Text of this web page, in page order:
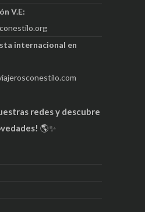
V.E:
internacional en
redes y descubre
🌎✨